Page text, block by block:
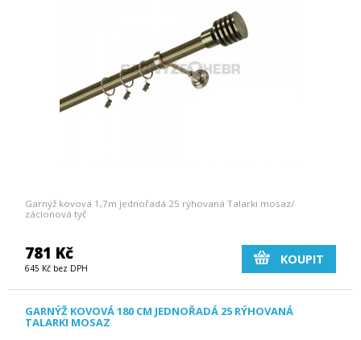
Garnýž kovová 1,7m jednořadá 25 rýhovaná Talarki mosaz/
záclonová tyč
781 Kč
645 Kč bez DPH
KOUPIT
GARNÝŽ KOVOVÁ 180 CM JEDNOŘADÁ 25 RÝHOVANÁ
TALARKI MOSAZ